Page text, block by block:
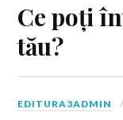
Ce poți
tău?
EDITURA3ADMIN